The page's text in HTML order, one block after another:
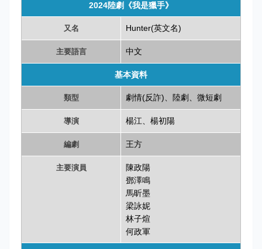
2024陸劇《我是獵手》
又名 Hunter(英文名)
主要語言 中文
基本資料
類型 劇情(反詐)、陸劇、微短劇
導演 楊江、楊初陽
編劇 王方
主要演員
陳政陽
鄧澤鳴
馬昕墨
梁詠妮
林子煊
何政軍